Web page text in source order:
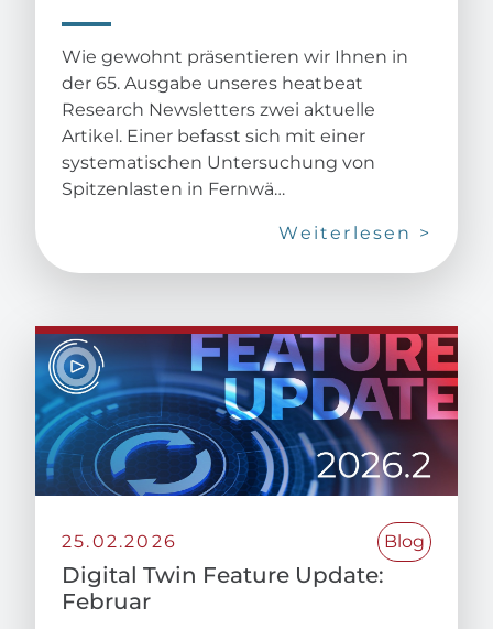
Wie gewohnt präsentieren wir Ihnen in
der 65. Ausgabe unseres heatbeat
Research Newsletters zwei aktuelle
Artikel. Einer befasst sich mit einer
systematischen Untersuchung von
Spitzenlasten in Fernwä…
Weiterlesen >
25.02.2026 Blog
Digital Twin Feature Update:
Februar